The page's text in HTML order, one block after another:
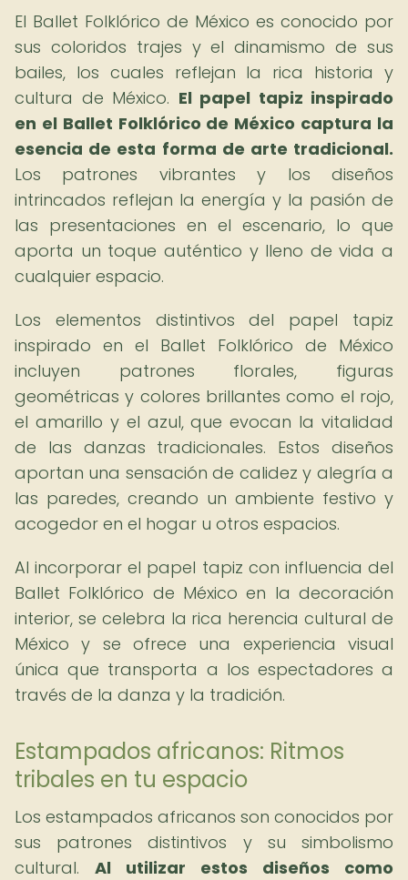
El Ballet Folklórico de México es conocido por
sus coloridos trajes y el dinamismo de sus
bailes, los cuales reflejan la rica historia y
cultura de México. El papel tapiz inspirado
en el Ballet Folklórico de México captura la
esencia de esta forma de arte tradicional.
Los patrones vibrantes y los diseños
intrincados reflejan la energía y la pasión de
las presentaciones en el escenario, lo que
aporta un toque auténtico y lleno de vida a
cualquier espacio.
Los elementos distintivos del papel tapiz
inspirado en el Ballet Folklórico de México
incluyen patrones florales, figuras
geométricas y colores brillantes como el rojo,
el amarillo y el azul, que evocan la vitalidad
de las danzas tradicionales. Estos diseños
aportan una sensación de calidez y alegría a
las paredes, creando un ambiente festivo y
acogedor en el hogar u otros espacios.
Al incorporar el papel tapiz con influencia del
Ballet Folklórico de México en la decoración
interior, se celebra la rica herencia cultural de
México y se ofrece una experiencia visual
única que transporta a los espectadores a
través de la danza y la tradición.
Estampados africanos: Ritmos
tribales en tu espacio
Los estampados africanos son conocidos por
sus patrones distintivos y su simbolismo
cultural. Al utilizar estos diseños como